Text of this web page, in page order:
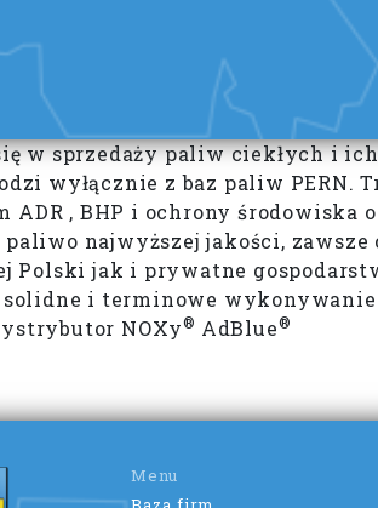
w sprzedaży paliw ciekłych i
wyłącznie z baz paliw
ADR , BHP i ochrony
najwyższej jakości,
Polski jak i prywatne
i terminowe wykonywanie
NOXy® AdBlue®
Menu